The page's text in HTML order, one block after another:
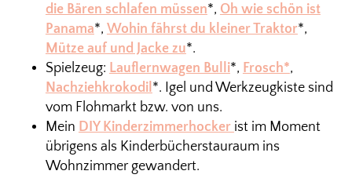
die Bären schlafen müssen*, Oh wie schön ist
Panama*, Wohin fährst du kleiner Traktor*,
Mütze auf und Jacke zu*.
Spielzeug: Lauflernwagen Bulli*, Frosch*,
Nachziehkrokodil *. Igel und Werkzeugkiste sind
vom Flohmarkt bzw. von uns.
Mein DIY Kinderzimmerhocker ist im Moment
übrigens als Kinderbücherstauraum ins
Wohnzimmer gewandert.